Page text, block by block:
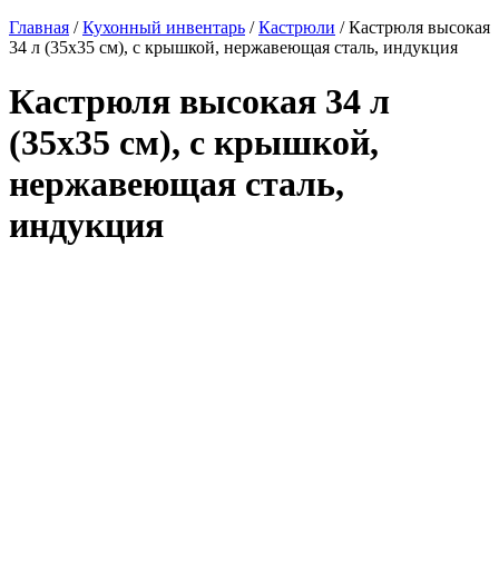
Главная /Кухонный инвентарь /Кастрюли /Кастрюля высокая
34 л (35х35 см), с крышкой, нержавеющая сталь, индукция
Кастрюля высокая 34 л
(35х35 см), с крышкой,
нержавеющая сталь,
индукция